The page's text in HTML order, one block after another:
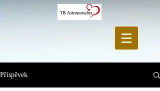
Příspěvek